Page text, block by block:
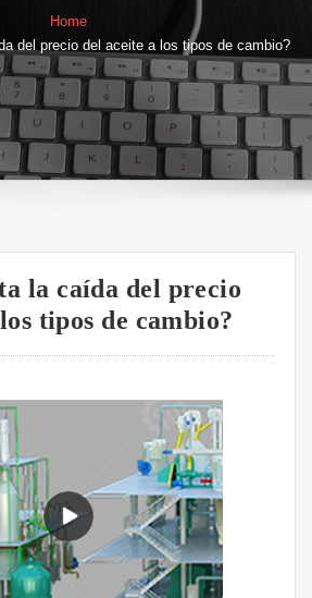
Home
del precio del aceite a los tipos de cambio?
la caída del precio
tipos de cambio?